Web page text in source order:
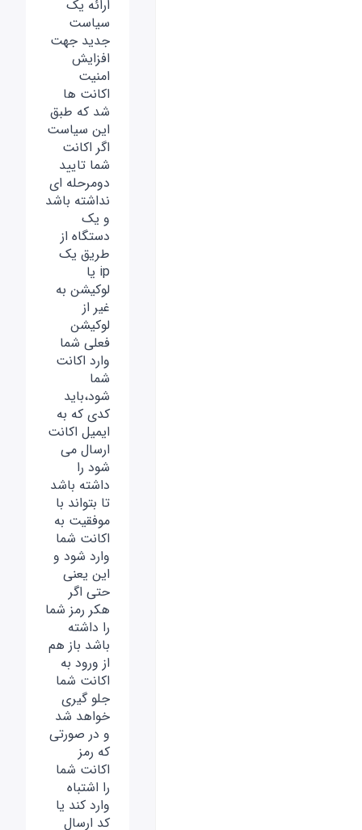
ارائه یک
سیاست
جدید جهت
افزایش
امنیت
اکانت ها
شد که طبق
این سیاست
اگر اکانت
شما تایید
دومرحله ای
نداشته باشد
و یک
دستگاه از
طریق یک
ip یا
لوکیشن به
غیر از
لوکیشن
فعلی شما
وارد اکانت
شما
شود،باید
کدی که به
ایمیل اکانت
ارسال می
شود را
داشته باشد
تا بتواند با
موفقیت به
اکانت شما
وارد شود و
این یعنی
حتی اگر
هکر رمز شما
را داشته
باشد باز هم
از ورود به
اکانت شما
جلو گیری
خواهد شد
و در صورتی
که رمز
اکانت شما
را اشتباه
وارد کند یا
کد ارسال